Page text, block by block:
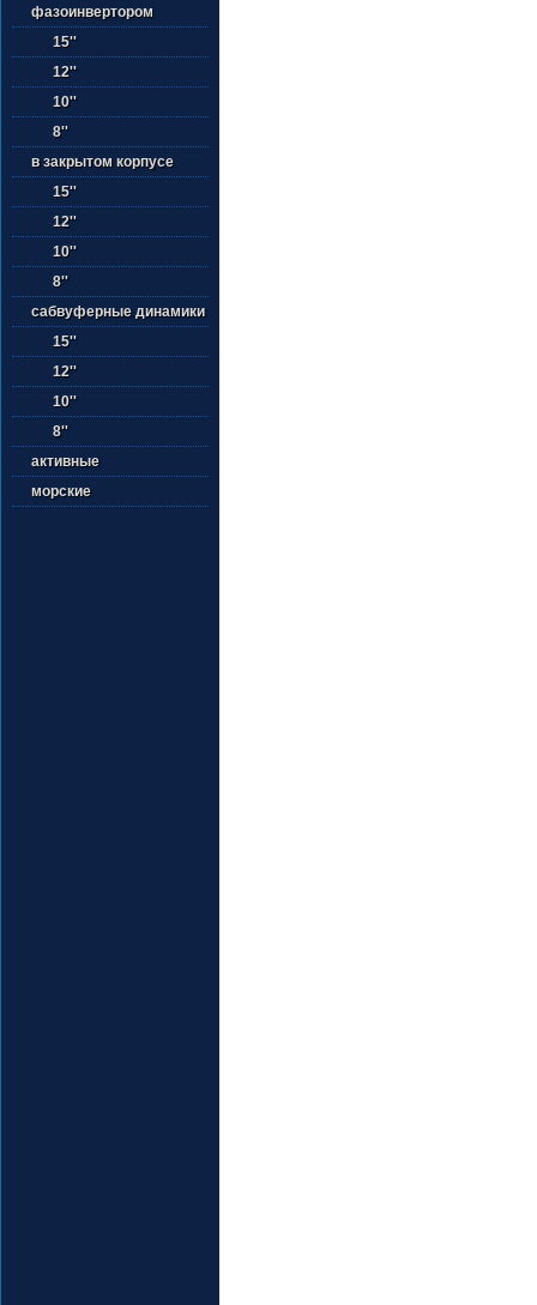
фазоинвертором
15''
12''
10''
8''
в закрытом корпусе
15''
12''
10''
8''
сабвуферные динамики
15''
12''
10''
8''
активные
морские